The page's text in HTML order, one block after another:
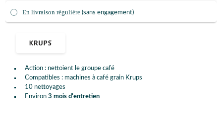
Action : nettoient le groupe café
Compatibles : machines à café grain Krups
10 nettoyages
Environ 3 mois d'entretien
En livraison régulière (sans engagement)